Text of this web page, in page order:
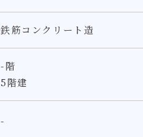
鉄筋コンクリート造
-階
5階建
-